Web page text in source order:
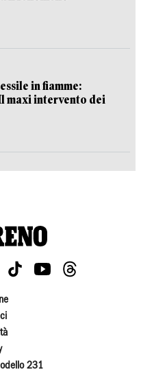
in fiamme:
maxi intervento dei
231